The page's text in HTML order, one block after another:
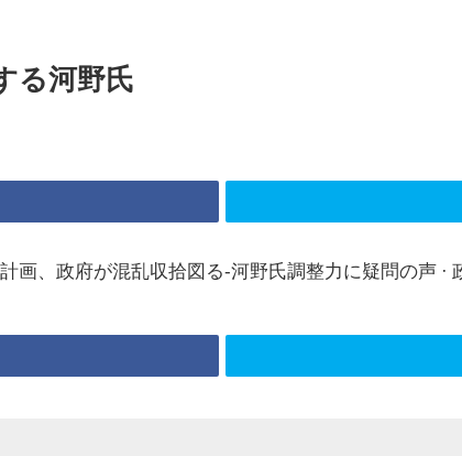
る河野氏
画、政府が混乱収拾図る-河野氏調整力に疑問の声 ·